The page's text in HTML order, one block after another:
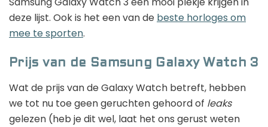
deze lijst. Ook is het een van de beste horloges om
mee te sporten.
Prijs van de Samsung Galaxy Watch 3
Wat de prijs van de Galaxy Watch betreft, hebben
we tot nu toe geen geruchten gehoord of leaks
gelezen (heb je dit wel, laat het ons gerust weten